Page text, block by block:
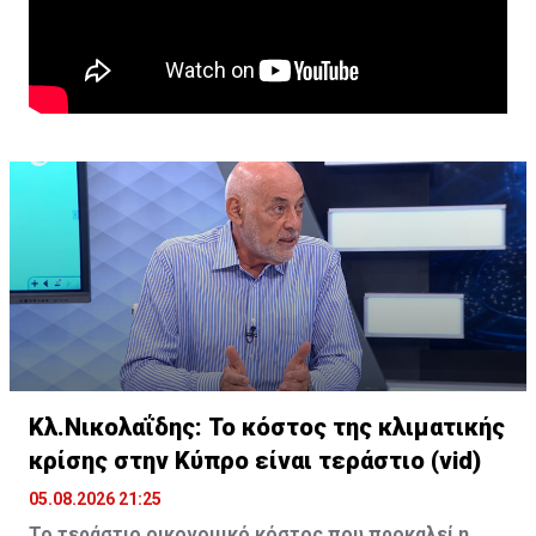
Κλ.Νικολαΐδης: Το κόστος της κλιματικής
κρίσης στην Κύπρο είναι τεράστιο (vid)
05.08.2026 21:25